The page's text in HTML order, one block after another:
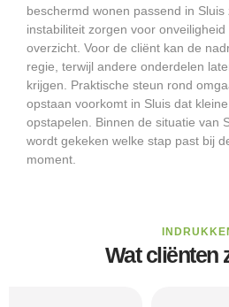
beschermd wonen passend in
instabiliteit zorgen voor
overzicht. Voor de cliënt kan de
regie, terwijl andere onderdelen
krijgen. Praktische steun rond
opstaan voorkomt in Sluis dat
opstapelen. Binnen de situatie van
wordt gekeken welke stap past bij
moment.
Wat cliënten